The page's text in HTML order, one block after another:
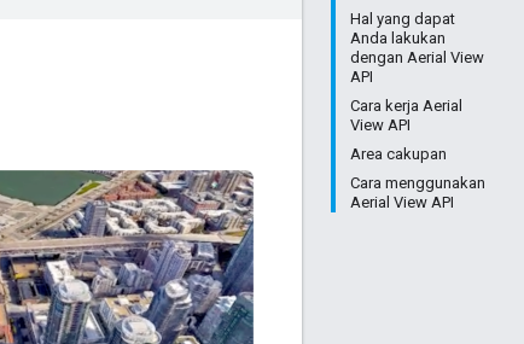
Hal yang dapat
Anda lakukan
dengan Aerial View
API
Cara kerja Aerial
View API
Area cakupan
Cara menggunakan
Aerial View API